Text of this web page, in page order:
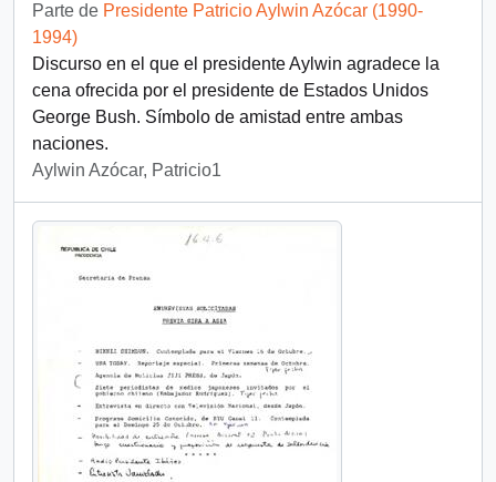
Parte de Presidente Patricio Aylwin Azócar (1990-
1994)
Discurso en el que el presidente Aylwin agradece la
cena ofrecida por el presidente de Estados Unidos
George Bush. Símbolo de amistad entre ambas
naciones.
Aylwin Azócar, Patricio1